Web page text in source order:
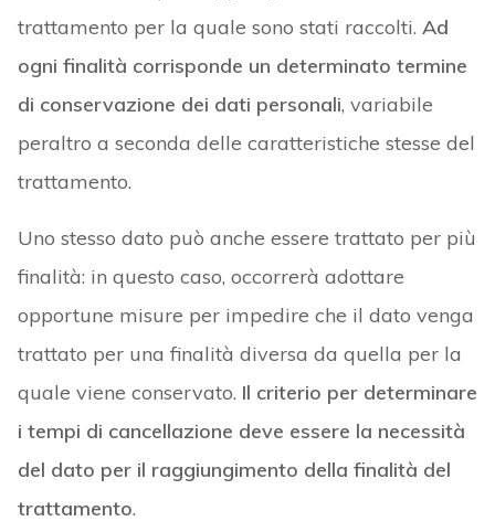
trattamento per la quale sono stati raccolti. Ad
ogni finalità corrisponde un determinato termine
di conservazione dei dati personali, variabile
peraltro a seconda delle caratteristiche stesse del
trattamento.
Uno stesso dato può anche essere trattato per più
finalità: in questo caso, occorrerà adottare
opportune misure per impedire che il dato venga
trattato per una finalità diversa da quella per la
quale viene conservato. Il criterio per determinare
i tempi di cancellazione deve essere la necessità
del dato per il raggiungimento della finalità del
trattamento.